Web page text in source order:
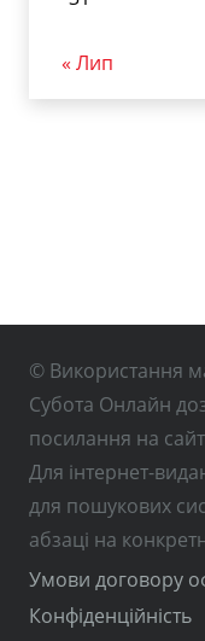
« Лип
© Використання
Субота Онлайн
посилання на
Для інтернет-
для пошукових
абзаці на
Умови договору
Конфіденційність